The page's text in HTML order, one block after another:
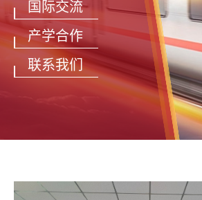
国际交流
产学合作
联系我们